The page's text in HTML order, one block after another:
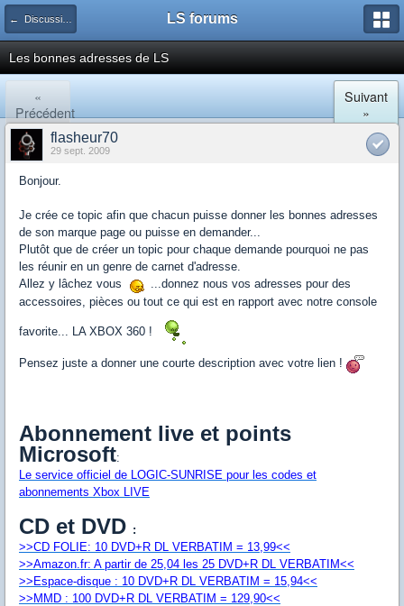
← Discussions générales (jeux, hardware...) LS forums
Les bonnes adresses de LS
«
Précédent
Suivant
»
flasheur70
29 sept. 2009
Bonjour.
Je crée ce topic afin que chacun puisse donner les bonnes adresses
de son marque page ou puisse en demander...
Plutôt que de créer un topic pour chaque demande pourquoi ne pas
les réunir en un genre de carnet d'adresse.
Allez y lâchez vous
...donnez nous vos adresses pour des
accessoires, pièces ou tout ce qui est en rapport avec notre console
favorite... LA XBOX 360 !
Pensez juste a donner une courte description avec votre lien !
Abonnement live et points
Microsoft:
Le service officiel de LOGIC-SUNRISE pour les codes et
abonnements Xbox LIVE
CD et DVD :
>>CD FOLIE: 10 DVD+R DL VERBATIM = 13,99<<
>>Amazon.fr: A partir de 25,04 les 25 DVD+R DL VERBATIM<<
>>Espace-disque : 10 DVD+R DL VERBATIM = 15,94<<
>>MMD : 100 DVD+R DL VERBATIM = 129,90<<